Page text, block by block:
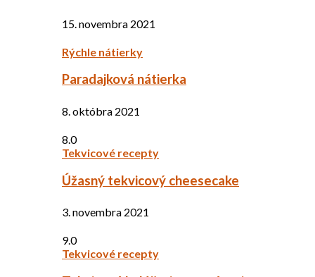
15. novembra 2021
Rýchle nátierky
Paradajková nátierka
8. októbra 2021
8.0
Tekvicové recepty
Úžasný tekvicový cheesecake
3. novembra 2021
9.0
Tekvicové recepty